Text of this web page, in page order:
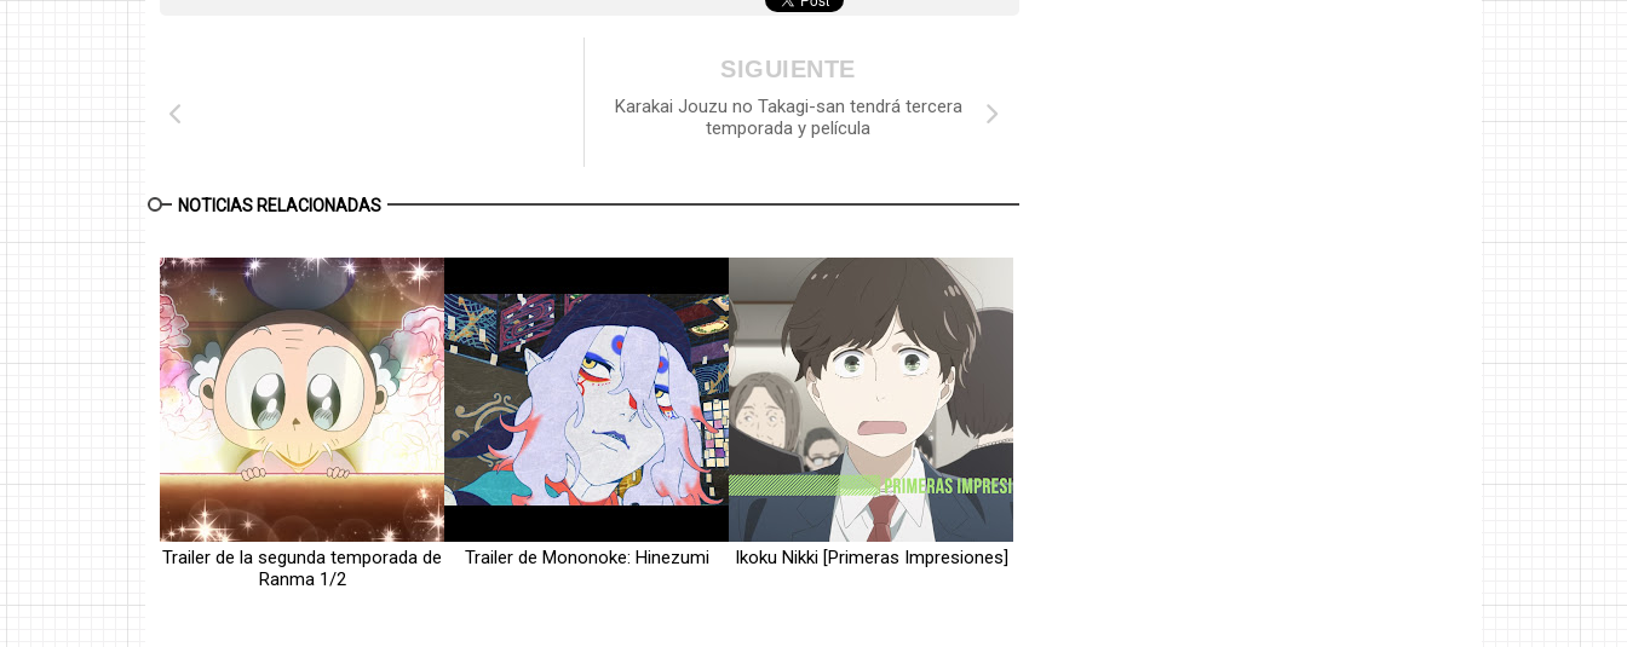
SIGUIENTE
Karakai Jouzu no Takagi-san tendrá tercera
temporada y película
NOTICIAS RELACIONADAS
Trailer de la segunda temporada de
Ranma 1/2
Trailer de Mononoke: Hinezumi Ikoku Nikki [Primeras Impresiones]